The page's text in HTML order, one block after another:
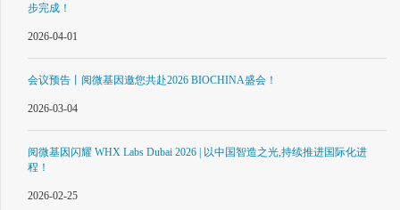
步完成！
2026-04-01
会议预告丨阅微基因邀您共赴2026 BIOCHINA盛会！
2026-03-04
阅微基因闪耀 WHX Labs Dubai 2026 | 以中国智造之光,持续推进国际化进
程！
2026-02-25